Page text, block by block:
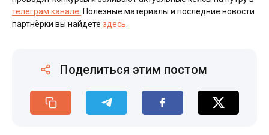
телеграм канале. Полезные материалы и последние новости
партнёрки вы найдете здесь
Поделиться этим постом